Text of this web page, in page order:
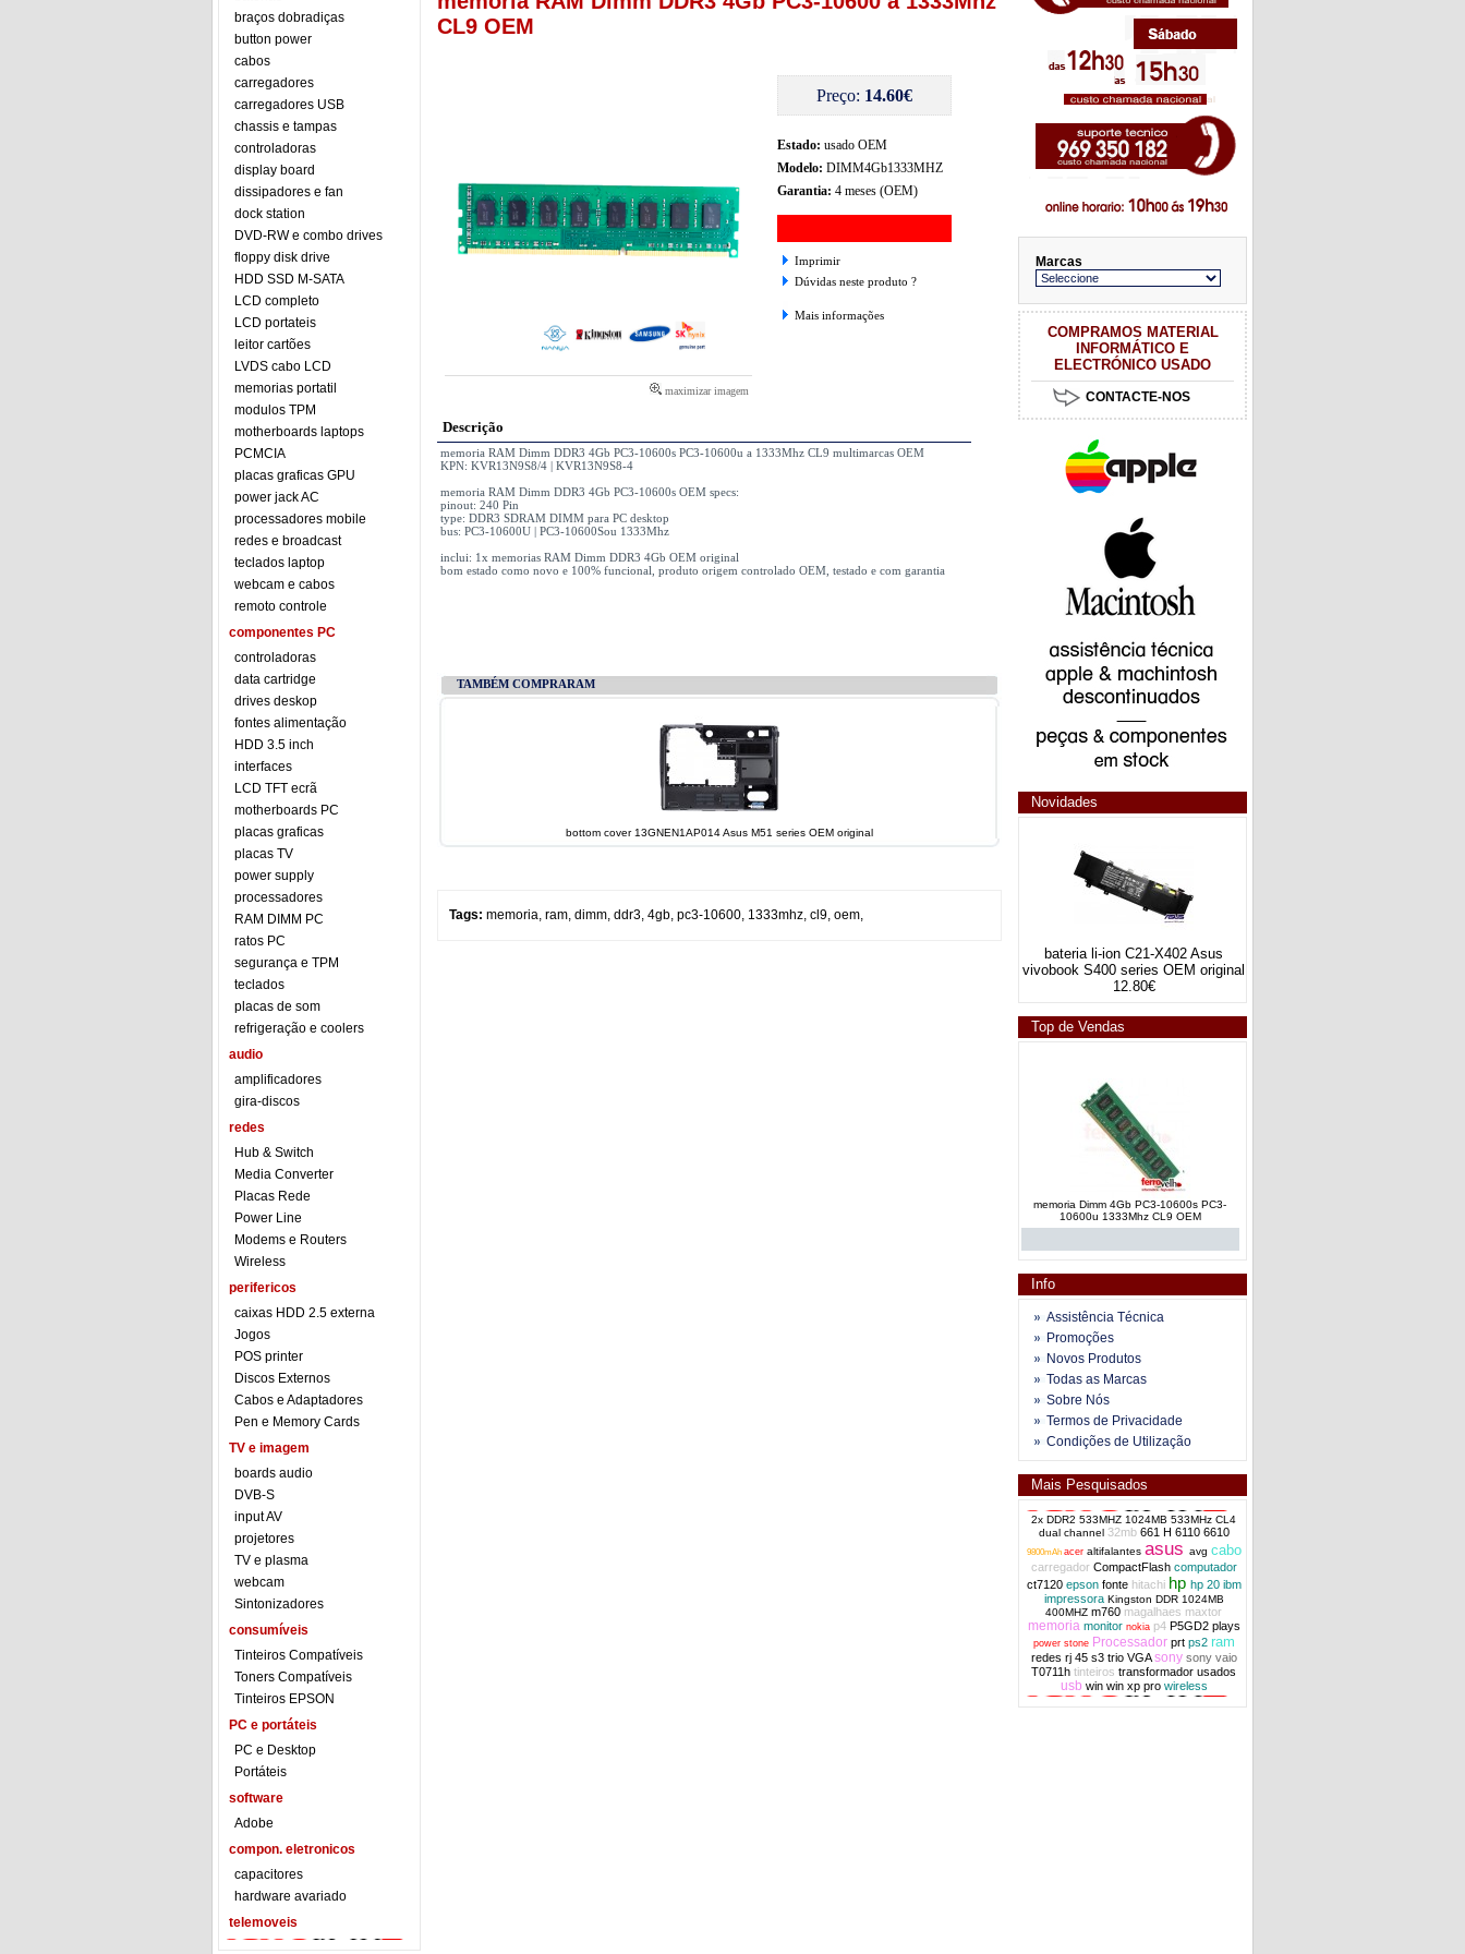
braços dobradiças
button power
cabos
carregadores
carregadores USB
chassis e tampas
controladoras
display board
dissipadores e fan
dock station
DVD-RW e combo drives
floppy disk drive
HDD SSD M-SATA
LCD completo
LCD portateis
leitor cartões
LVDS cabo LCD
memorias portatil
modulos TPM
motherboards laptops
PCMCIA
placas graficas GPU
power jack AC
processadores mobile
redes e broadcast
teclados laptop
webcam e cabos
remoto controle
componentes PC
controladoras
data cartridge
drives deskop
fontes alimentação
HDD 3.5 inch
interfaces
LCD TFT ecrã
motherboards PC
placas graficas
placas TV
power supply
processadores
RAM DIMM PC
ratos PC
segurança e TPM
teclados
placas de som
refrigeração e coolers
audio
amplificadores
gira-discos
redes
Hub & Switch
Media Converter
Placas Rede
Power Line
Modems e Routers
Wireless
perifericos
caixas HDD 2.5 externa
Jogos
POS printer
Discos Externos
Cabos e Adaptadores
Pen e Memory Cards
TV e imagem
boards audio
DVB-S
input AV
projetores
TV e plasma
webcam
Sintonizadores
consumíveis
Tinteiros Compatíveis
Toners Compatíveis
Tinteiros EPSON
PC e portáteis
PC e Desktop
Portáteis
software
Adobe
compon. eletronicos
capacitores
hardware avariado
telemoveis
CL9 OEM
maximizar imagem
Preço: 14.60€
Estado: usado OEM
Modelo: DIMM4Gb1333MHZ
Garantia: 4 meses (OEM)
Imprimir
Dúvidas neste produto ?
Mais informações
Descrição
memoria RAM Dimm DDR3 4Gb PC3-10600s PC3-10600u a 1333Mhz CL9 multimarcas OEM
KPN: KVR13N9S8/4 | KVR13N9S8-4
memoria RAM Dimm DDR3 4Gb PC3-10600s OEM specs:
pinout: 240 Pin
type: DDR3 SDRAM DIMM para PC desktop
bus: PC3-10600U | PC3-10600Sou 1333Mhz
inclui: 1x memorias RAM Dimm DDR3 4Gb OEM original
bom estado como novo e 100% funcional, produto origem controlado OEM, testado e com garantia
TAMBÉM COMPRARAM
bottom cover 13GNEN1AP014 Asus M51 series OEM original
Tags: memoria, ram, dimm, ddr3, 4gb, pc3-10600, 1333mhz, cl9, oem,
Marcas
COMPRAMOS MATERIAL
INFORMÁTICO E
ELECTRÓNICO USADO
CONTACTE-NOS
Novidades
bateria li-ion C21-X402 Asus
vivobook S400 series OEM original
12.80€
Top de Vendas
10600u 1333Mhz CL9 OEM
memoria RAM Dimm DDR3 4Gb PC3-
10600 a 1333Mhz CL9 OEM
Info
Assistência Técnica
Promoções
Novos Produtos
Todas as Marcas
Sobre Nós
Termos de Privacidade
Condições de Utilização
Mais Pesquisados
2x DDR2 533MHZ 1024MB 533MHz CL4
dual channel 32mb 661 H 6110 6610
9800mAh acer altifalantes asus avg cabo
carregador CompactFlash computador
ct7120 epson fonte hitachi hp hp 20 ibm
impressora Kingston DDR 1024MB
400MHZ m760 magalhaes maxtor
memoria monitor nokia p4 P5GD2 plays
power stone Processador prt ps2 ram
redes rj 45 s3 trio VGAsony sony vaio
T0711h tinteiros transformador usados
usb win win xp pro wireless